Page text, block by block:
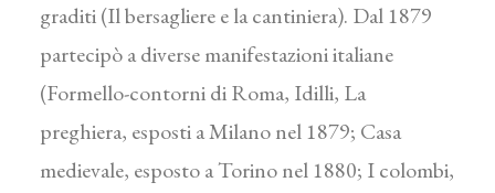
graditi (Il bersagliere e la cantiniera). Dal 1879
partecipò a diverse manifestazioni italiane
(Formello-contorni di Roma, Idilli, La
preghiera, esposti a Milano nel 1879; Casa
medievale, esposto a Torino nel 1880; I colombi,